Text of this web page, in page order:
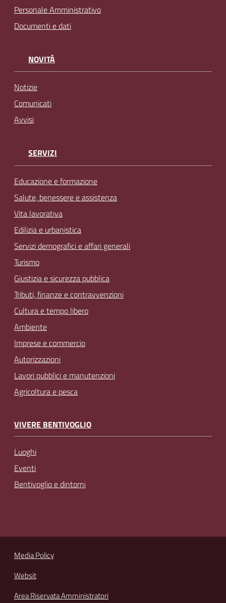
Personale Amministrativo
Documenti e dati
NOVITÀ
Notizie
Comunicati
Avvisi
SERVIZI
Educazione e formazione
Salute, benessere e assistenza
Vita lavorativa
Edilizia e urbanistica
Servizi demografici e affari generali
Turismo
Giustizia e sicurezza pubblica
Tributi, finanze e contravvenzioni
Cultura e tempo libero
Ambiente
Imprese e commercio
Autorizzazioni
Lavori pubblici e manutenzioni
Agricoltura e pesca
VIVERE BENTIVOGLIO
Luoghi
Eventi
Bentivoglio e dintorni
Media Policy
Websit
Area Riservata Amministratori